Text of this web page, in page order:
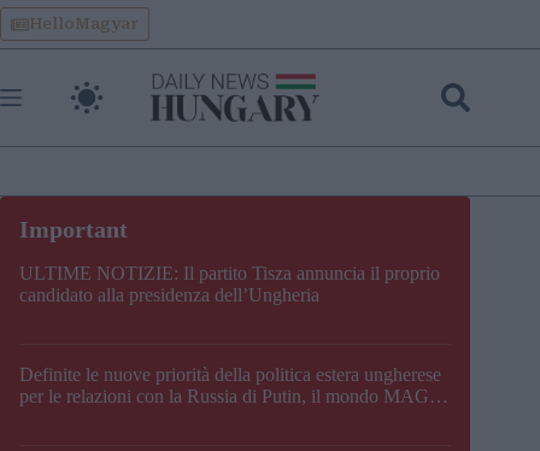
Skip
to
content
HelloMagyar
ULTIME NOTIZIE: Il partito Tisza annuncia il proprio
candidato alla presidenza dell’Ungheria
Definite le nuove priorità della politica estera ungherese
per le relazioni con la Russia di Putin, il mondo MAGA,